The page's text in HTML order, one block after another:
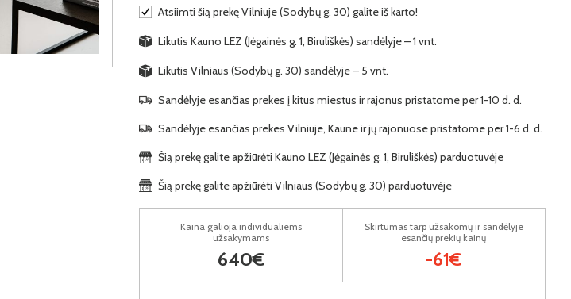
Atsiimti šią prekę Vilniuje (Sodybų g. 30) galite iš karto!
Likutis Kauno LEZ (Jėgainės g. 1, Biruliškės) sandėlyje – 1 vnt.
Likutis Vilniaus (Sodybų g. 30) sandėlyje – 5 vnt.
Sandėlyje esančias prekes į kitus miestus ir rajonus pristatome per 1-10 d. d.
Sandėlyje esančias prekes Vilniuje, Kaune ir jų rajonuose pristatome per 1-6 d. d.
Šią prekę galite apžiūrėti Kauno LEZ (Jėgainės g. 1, Biruliškės) parduotuvėje
Šią prekę galite apžiūrėti Vilniaus (Sodybų g. 30) parduotuvėje
Kaina galioja individualiems
užsakymams
640€
Skirtumas tarp užsakomų ir sandėlyje
esančių prekių kainų
-61€